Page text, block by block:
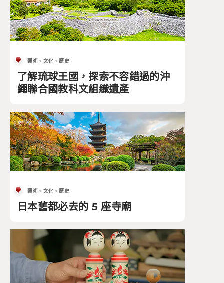
藝術、文化、歷史
了解琉球王國，探索不容錯過的沖
繩聯合國教科文組織遺產
藝術、文化、歷史
日本舊都必去的 5 座寺廟